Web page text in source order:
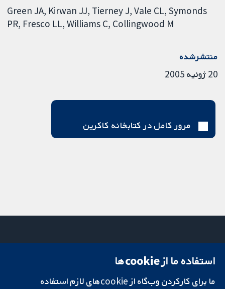
Green JA Kirwan JJ Tierney J Vale CL Symonds
PR Fresco LL Williams C Collingwood M
منتشرشده
20 ژوئیه 2005
مرور کامل در کتابخانه کاکرین
تحقیقات قابل
میدان کاوندیش
لندن
دفتر رسانه‌ای
استفاده ما از cookie‌ها
ما برای کارکردن وب‌گاه از cookie‌های لازم استفاده